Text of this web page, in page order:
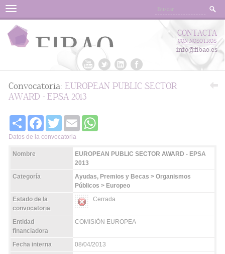
Menu
CONTACTA
CON NOSOTROS
info@fibao.es
Convocatoria: EUROPEAN PUBLIC SECTOR
AWARD - EPSA 2013
Share FacebookTwitter Email
Datos de la convocatoria
Nombre
EUROPEAN PUBLIC SECTOR AWARD - EPSA
2013
Categoría
Ayudas, Premios y Becas > Organismos
Públicos > Europeo
Estado de la
convocatoria
Cerrada
Entidad
financiadora
COMISIÓN EUROPEA
Fecha interna
08/04/2013